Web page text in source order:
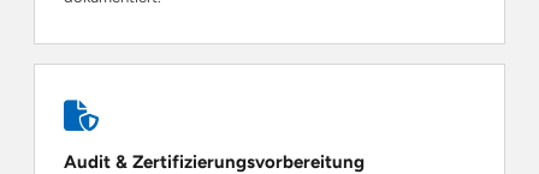
Audit & Zertifizierungsvorbereitung